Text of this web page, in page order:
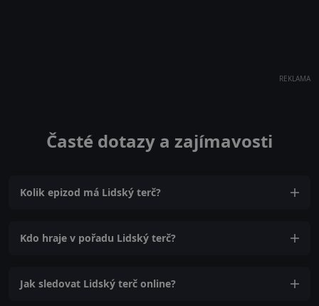
REKLAMA
Časté dotazy a zajímavosti
Kolik epizod má Lidský terč?
Kdo hraje v pořadu Lidský terč?
Jak sledovat Lidský terč online?